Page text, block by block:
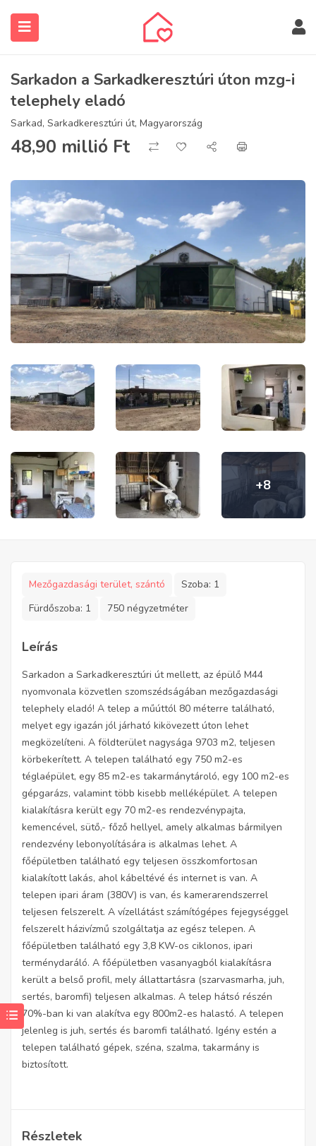
Sarkadon a Sarkadkeresztúri úton mzg-i
telephely eladó
Sarkad, Sarkadkeresztúri út, Magyarország
48,90 millió Ft
+8
Mezőgazdasági terület, szántó Szoba: 1
Fürdőszoba: 1 750 négyzetméter
Leírás
Sarkadon a Sarkadkeresztúri út mellett, az épülő M44
nyomvonala közvetlen szomszédságában mezőgazdasági
telephely eladó! A telep a műúttól 80 méterre található,
melyet egy igazán jól járható kikövezett úton lehet
megközelíteni. A földterület nagysága 9703 m2, teljesen
körbekerített. A telepen található egy 750 m2-es
téglaépület, egy 85 m2-es takarmánytároló, egy 100 m2-es
gépgarázs, valamint több kisebb melléképület. A telepen
kialakításra került egy 70 m2-es rendezvénypajta,
kemencével, sütő,- főző hellyel, amely alkalmas bármilyen
rendezvény lebonyolítására is alkalmas lehet. A
főépületben található egy teljesen összkomfortosan
kialakított lakás, ahol kábeltévé és internet is van. A
telepen ipari áram (380V) is van, és kamerarendszerrel
teljesen felszerelt. A vízellátást számítógépes fejegységgel
felszerelt házivízmű szolgáltatja az egész telepen. A
főépületben található egy 3,8 KW-os ciklonos, ipari
terménydaráló. A főépületben vasanyagból kialakításra
került a belső profil, mely állattartásra (szarvasmarha, juh,
sertés, baromfi) teljesen alkalmas. A telep hátsó részén
70%-ban ki van alakítva egy 800m2-es halastó. A telepen
jelenleg is juh, sertés és baromfi található. Igény estén a
telepen található gépek, széna, szalma, takarmány is
biztosított.
Részletek